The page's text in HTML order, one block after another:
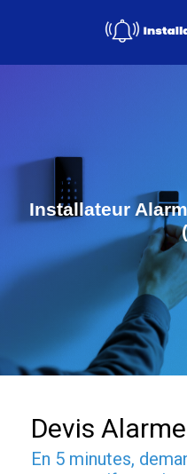
Installateur
Devis Alarme
En 5 minutes,